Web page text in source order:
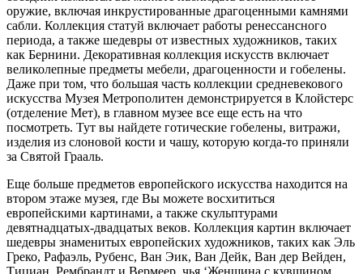
оружие, включая инкрустированные драгоценными камнями
сабли. Коллекция статуй включает работы ренессансного
периода, а также шедевры от известных художников, таких
как Бернини. Декоративная коллекция искусств включает
великолепные предметы мебели, драгоценности и гобелены.
Даже при том, что большая часть коллекции средневекового
искусства Музея Метрополитен демонстрируется в Клойстерс
(отделение Мет), в главном музее все еще есть на что
посмотреть. Тут вы найдете готические гобелены, витражи,
изделия из слоновой кости и чашу, которую когда-то приняли
за Святой Грааль.
Еще больше предметов европейского искусства находится на
втором этаже музея, где Вы можете восхититься
европейскими картинами, а также скульптурами
девятнадцатых-двадцатых веков. Коллекция картин включает
шедевры знаменитых европейских художников, таких как Эль
Греко, Рафаэль, Рубенс, Ван Эик, Ван Дейк, Ван дер Вейден,